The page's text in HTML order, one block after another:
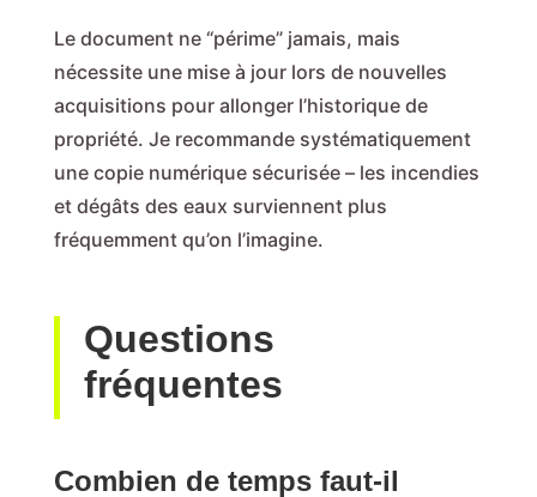
Le document ne “périme” jamais, mais
nécessite une mise à jour lors de nouvelles
acquisitions pour allonger l’historique de
propriété. Je recommande systématiquement
une copie numérique sécurisée – les incendies
et dégâts des eaux surviennent plus
fréquemment qu’on l’imagine.
Questions
fréquentes
Combien de temps faut-il